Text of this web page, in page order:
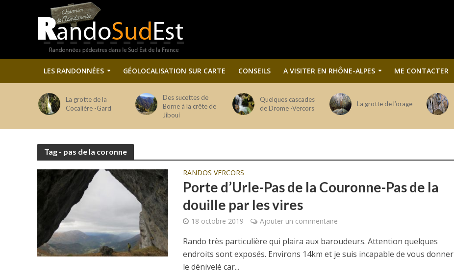
LES RANDONNÉES GÉOLOCALISATION SUR CARTE CONSEILS A VISITER EN RHÔNE-ALPES ME CONTACTER
La grotte de la
Cocalière -Gard
Des sucettes de
Borne à la crête de
Jiboui
Quelques cascades
de Drome -Vercors
La grotte de l’orage
Tag - pas de la coronne
RANDOS VERCORS
Porte d’Urle-Pas de la Couronne-Pas de la
douille par les vires
18 octobre 2019 Ajouter un commentaire
Rando très particulière qui plaira aux baroudeurs. Attention quelques
endroits sont exposés. Environs 14km et je suis incapable de vous donner
le dénivelé car...